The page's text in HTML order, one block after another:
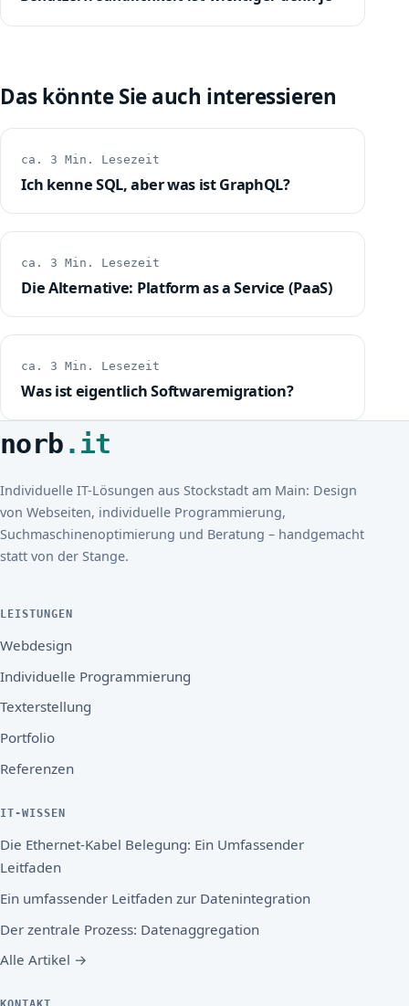
Das könnte Sie auch interessieren
ca. 3 Min. Lesezeit
Ich kenne SQL, aber was ist GraphQL?
ca. 3 Min. Lesezeit
Die Alternative: Platform as a Service (PaaS)
ca. 3 Min. Lesezeit
Was ist eigentlich Softwaremigration?
norb .it
Individuelle IT-Lösungen aus Stockstadt am Main: Design
von Webseiten, individuelle Programmierung,
Suchmaschinenoptimierung und Beratung – handgemacht
statt von der Stange.
LEISTUNGEN
Webdesign
Individuelle Programmierung
Texterstellung
Portfolio
Referenzen
IT-WISSEN
Die Ethernet-Kabel Belegung: Ein Umfassender
Leitfaden
Ein umfassender Leitfaden zur Datenintegration
Der zentrale Prozess: Datenaggregation
Alle Artikel →